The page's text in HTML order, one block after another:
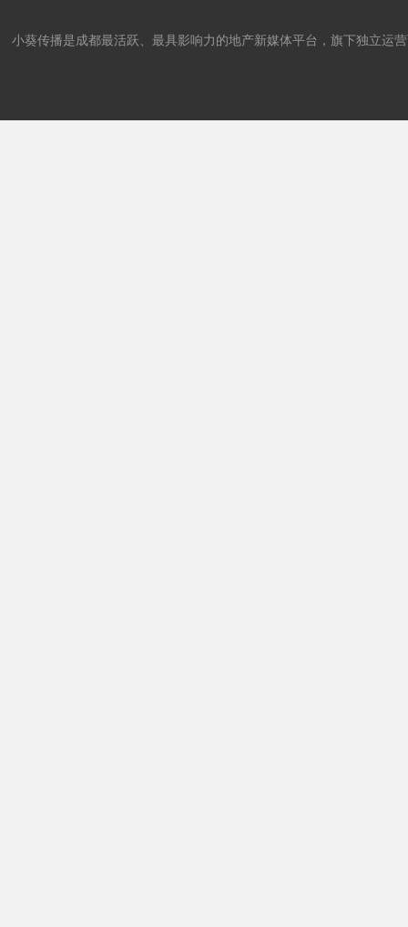
小葵传播是成都最活跃、最具影响力的地产新媒体平台，旗下独立